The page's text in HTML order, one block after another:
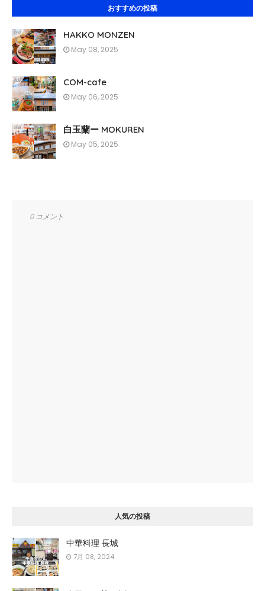
おすすめの投稿
HAKKO MONZEN
May 08, 2025
COM-cafe
May 06, 2025
白玉蘭ー MOKUREN
May 05, 2025
0 コメント
人気の投稿
中華料理 長城
7月 08, 2024